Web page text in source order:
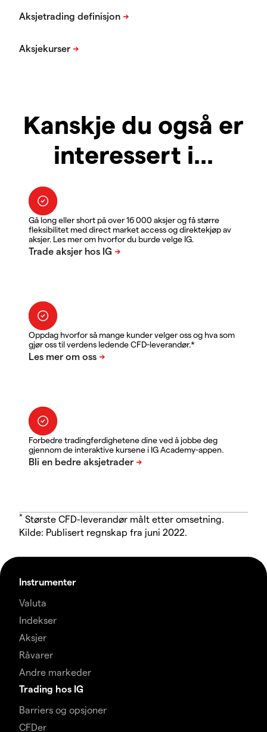
Kanskje du også er
interessert i...
Gå long eller short på over 16 000 aksjer og få større
fleksibilitet med direct market access og direktekjøp av
aksjer. Les mer om hvorfor du burde velge IG.
Oppdag hvorfor så mange kunder velger oss og hva som
gjør oss til verdens ledende CFD-leverandør.*
Forbedre tradingferdighetene dine ved å jobbe deg
gjennom de interaktive kursene i IG Academy-appen.
* Største CFD-leverandør målt etter omsetning.
Kilde: Publisert regnskap fra juni 2022.
Instrumenter
Valuta
Indekser
Aksjer
Råvarer
Andre markeder
Trading hos IG
Barriers og opsjoner
CFDer